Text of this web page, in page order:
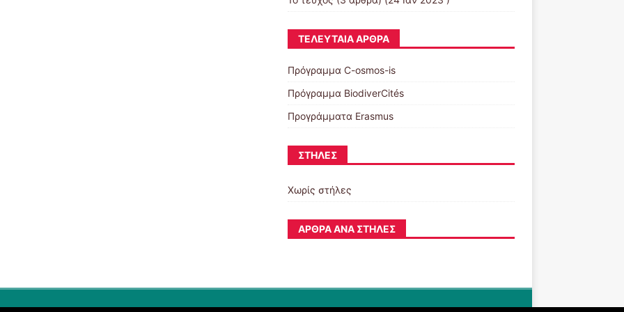
ΤΕΛΕΥΤΑΊΑ ΆΡΘΡΑ
Πρόγραμμα C-osmos-is
Πρόγραμμα BiodiverCités
Προγράμματα Erasmus
ΣΤΉΛΕΣ
Χωρίς στήλες
ΆΡΘΡΑ ΑΝΆ ΣΤΉΛΕΣ